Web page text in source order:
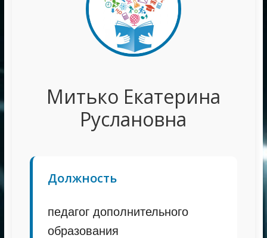
Митько Екатерина
Руслановна
Должность
педагог дополнительного
образования